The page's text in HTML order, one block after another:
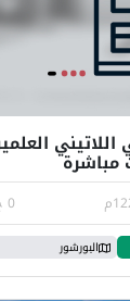
في الحي اللاتيني
مباشرة
0 ج.م
البورشور